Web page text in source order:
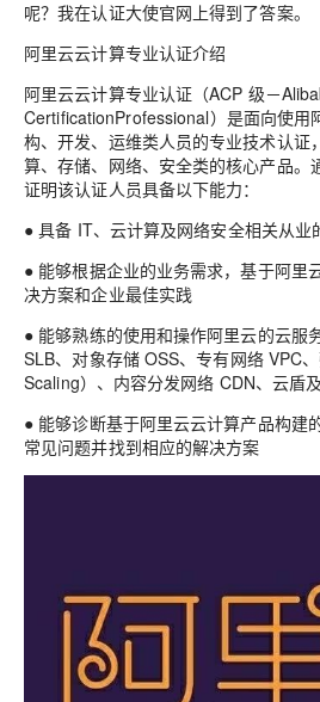
呢？我在认证大使官网上得到了答案。
阿里云云计算专业认证介绍
阿里云云计算专业认证（ACP 级－
CertificationProfessional）是面向使用
构、开发、运维类人员的专业技术认证
算、存储、网络、安全类的核心产品。
证明该认证人员具备以下能力：
● 具备 IT、云计算及网络安全相关从业
● 能够根据企业的业务需求，基于阿里
决方案和企业最佳实践
● 能够熟练的使用和操作阿里云的云服
SLB、对象存储 OSS、专有网络 VPC
Scaling）、内容分发网络 CDN、云盾
● 能够诊断基于阿里云云计算产品构建
常见问题并找到相应的解决方案